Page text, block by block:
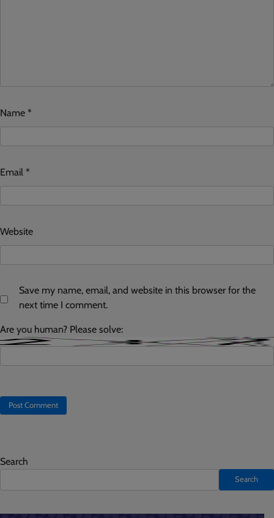
Name *
Email *
Website
Save my name, email, and website in this browser for the
next time I comment.
Are you human? Please solve:
Search
Search